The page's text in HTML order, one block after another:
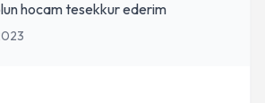
hocam tesekkur ederim